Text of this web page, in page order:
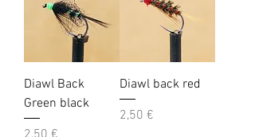
Diawl Back
Green black
Diawl back red
Prix
2,50 €